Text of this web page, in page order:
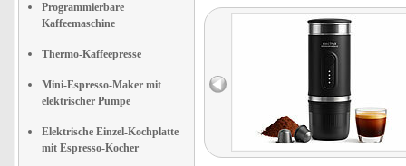
Programmierbare
Kaffeemaschine
Thermo-Kaffeepresse
Mini-Espresso-Maker mit
elektrischer Pumpe
Elektrische Einzel-Kochplatte
mit Espresso-Kocher